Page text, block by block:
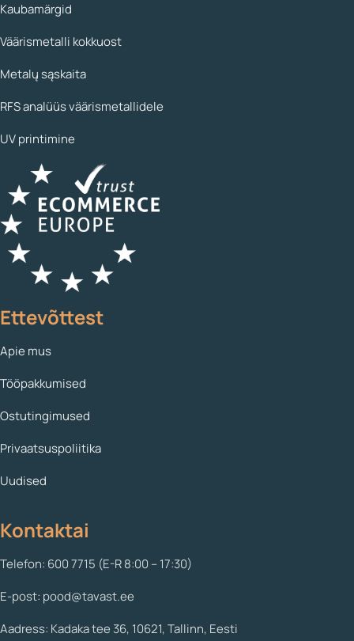
Kaubamärgid
Väärismetalli kokkuost
Metalų sąskaita
RFS analüüs väärismetallidele
UV printimine
Ettevõttest
Apie mus
Tööpakkumised
Ostutingimused
Privaatsuspoliitika
Uudised
Kontaktai
Telefon: 600 7715 (E-R 8:00 – 17:30)
E-post: pood@tavast.ee
Aadress: Kadaka tee 36, 10621, Tallinn, Eesti